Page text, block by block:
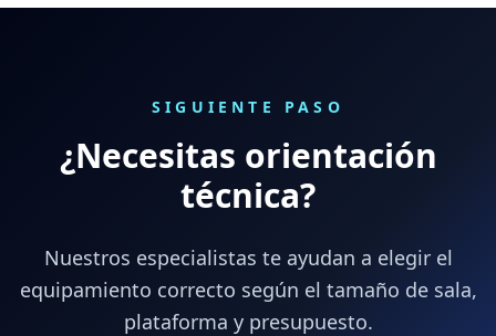
SIGUIENTE PASO
¿Necesitas orientación
técnica?
Nuestros especialistas te ayudan a elegir el
equipamiento correcto según el tamaño de sala,
plataforma y presupuesto.